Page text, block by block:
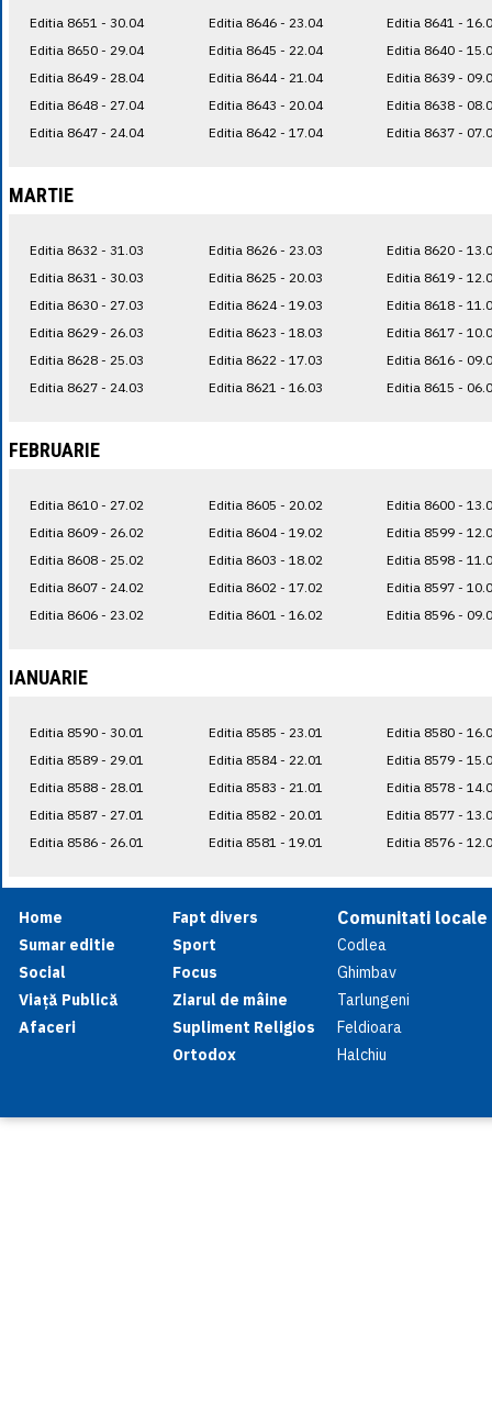
Editia 8651 - 30.04
Editia 8650 - 29.04
Editia 8649 - 28.04
Editia 8648 - 27.04
Editia 8647 - 24.04
Editia 8646 - 23.04
Editia 8645 - 22.04
Editia 8644 - 21.04
Editia 8643 - 20.04
Editia 8642 - 17.04
Editia 8641 -
Editia 8640 -
Editia 8639 -
Editia 8638 -
Editia 8637 -
MARTIE
Editia 8632 - 31.03
Editia 8631 - 30.03
Editia 8630 - 27.03
Editia 8629 - 26.03
Editia 8628 - 25.03
Editia 8627 - 24.03
Editia 8626 - 23.03
Editia 8625 - 20.03
Editia 8624 - 19.03
Editia 8623 - 18.03
Editia 8622 - 17.03
Editia 8621 - 16.03
Editia 8620 -
Editia 8619 -
Editia 8618 -
Editia 8617 -
Editia 8616 -
Editia 8615 -
FEBRUARIE
Editia 8610 - 27.02
Editia 8609 - 26.02
Editia 8608 - 25.02
Editia 8607 - 24.02
Editia 8606 - 23.02
Editia 8605 - 20.02
Editia 8604 - 19.02
Editia 8603 - 18.02
Editia 8602 - 17.02
Editia 8601 - 16.02
Editia 8600 -
Editia 8599 -
Editia 8598 -
Editia 8597 -
Editia 8596 -
IANUARIE
Editia 8590 - 30.01
Editia 8589 - 29.01
Editia 8588 - 28.01
Editia 8587 - 27.01
Editia 8586 - 26.01
Editia 8585 - 23.01
Editia 8584 - 22.01
Editia 8583 - 21.01
Editia 8582 - 20.01
Editia 8581 - 19.01
Editia 8580 -
Editia 8579 -
Editia 8578 -
Editia 8577 -
Editia 8576 -
Home
Sumar editie
Social
Viață Publică
Afaceri
Fapt divers
Sport
Focus
Ziarul de mâine
Supliment Religios
Ortodox
Comunitati locale
Codlea
Ghimbav
Tarlungeni
Feldioara
Halchiu